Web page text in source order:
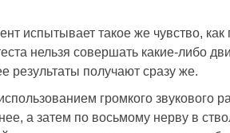
испытывает такое же чувство,
нельзя совершать какие-либо
результаты получают сразу же.
громкого звукового
а затем по восьмому нерву в